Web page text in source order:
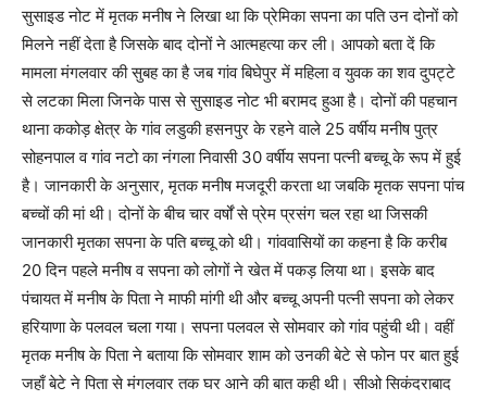
सुसाइड नोट में मृतक मनीष ने लिखा था कि प्रेमिका सपना का पति उन दोनों को
मिलने नहीं देता है जिसके बाद दोनों ने आत्महत्या कर ली। आपको बता दें कि
मामला मंगलवार की सुबह का है जब गांव बिघेपुर में महिला व युवक का शव दुपट्टे
से लटका मिला जिनके पास से सुसाइड नोट भी बरामद हुआ है। दोनों की पहचान
थाना ककोड़ क्षेत्र के गांव लडुकी हसनपुर के रहने वाले 25 वर्षीय मनीष पुत्र
सोहनपाल व गांव नटो का नंगला निवासी 30 वर्षीय सपना पत्नी बच्चू के रूप में हुई
है। जानकारी के अनुसार, मृतक मनीष मजदूरी करता था जबकि मृतक सपना पांच
बच्चों की मां थी। दोनों के बीच चार वर्षों से प्रेम प्रसंग चल रहा था जिसकी
जानकारी मृतका सपना के पति बच्चू को थी। गांववासियों का कहना है कि करीब
20 दिन पहले मनीष व सपना को लोगों ने खेत में पकड़ लिया था। इसके बाद
पंचायत में मनीष के पिता ने माफी मांगी थी और बच्चू अपनी पत्नी सपना को लेकर
हरियाणा के पलवल चला गया। सपना पलवल से सोमवार को गांव पहुंची थी। वहीं
मृतक मनीष के पिता ने बताया कि सोमवार शाम को उनकी बेटे से फोन पर बात हुई
जहाँ बेटे ने पिता से मंगलवार तक घर आने की बात कही थी। सीओ सिकंदराबाद